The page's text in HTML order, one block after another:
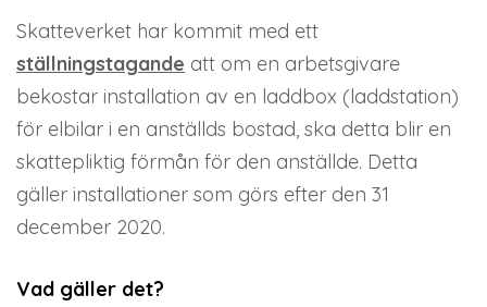
Skatteverket har kommit med ett
ställningstagande att om en arbetsgivare
bekostar installation av en laddbox (laddstation)
för elbilar i en anställds bostad, ska detta blir en
skattepliktig förmån för den anställde. Detta
gäller installationer som görs efter den 31
december 2020.
Vad gäller det?